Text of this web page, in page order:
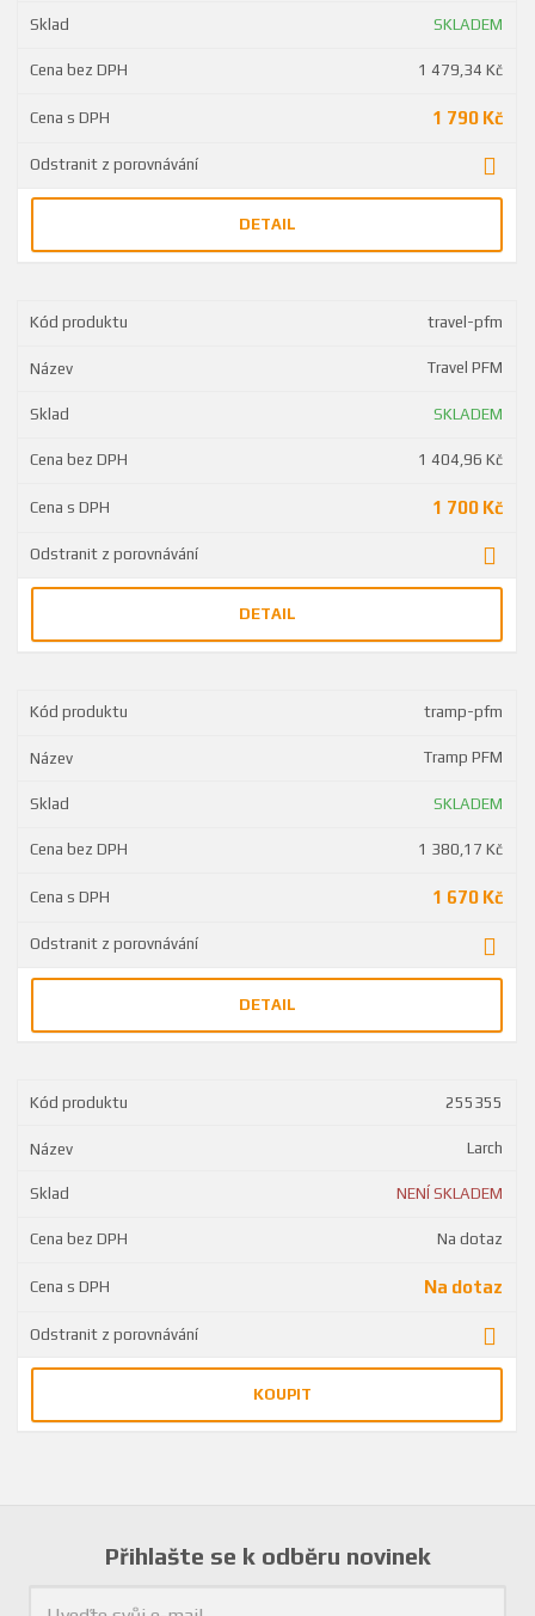
SKLADEM
1 479,34 Kč
1 790 Kč
DETAIL
travel-pfm
Travel PFM
SKLADEM
1 404,96 Kč
1 700 Kč
DETAIL
tramp-pfm
Tramp PFM
SKLADEM
1 380,17 Kč
1 670 Kč
DETAIL
255355
Larch
NENÍ SKLADEM
Na dotaz
Na dotaz
KOUPIT
Přihlašte se k odběru novinek